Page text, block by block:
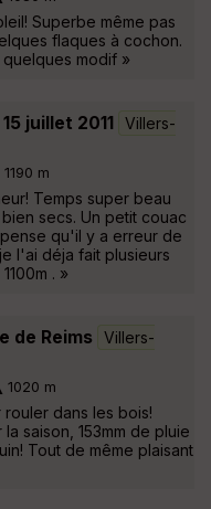
Superbe même pas
flaques à cochon.
modif »
juillet 2011
Villers-
1190 m
Temps super beau
secs. Un petit couac
qu'il y a erreur de
l'ai déja fait plusieurs
. »
de Reims
Villers-
1020 m
dans les bois!
saison, 153mm de pluie
Tout de même plaisant